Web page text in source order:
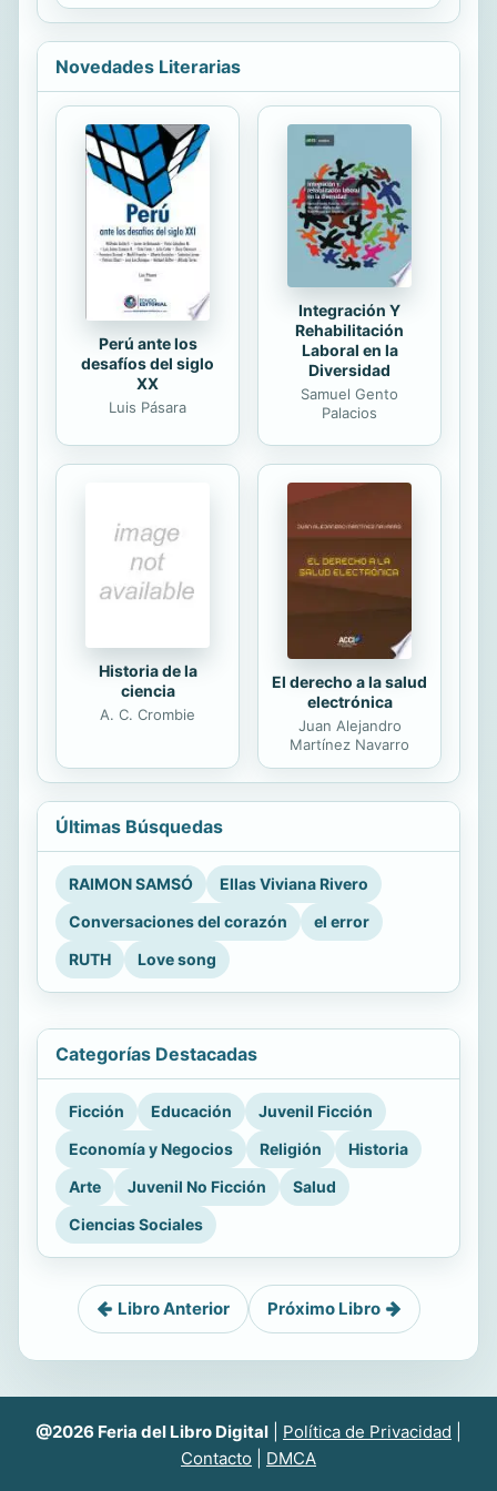
cuadros que representan el Naraka
eran ejecutados con el objeto de
que los sacerdotes los llevaban
consigo para mostrar los horrores
del Infierno y lograr las conversiones
por medio del temor. Esto sucedió
en Japón, particularmente entre los
siglos XII y XV. El biombo que se
menciona en este relato representa
las ocho regiones del Infierno de
las...
Novedades Literarias
Perú ante los
desafíos del siglo
XX
Luis Pásara
Integración Y
Rehabilitación
Laboral en la
Diversidad
Samuel Gento
Palacios
Historia de la
ciencia
A. C. Crombie
El derecho a la salud
electrónica
Juan Alejandro
Martínez Navarro
Últimas Búsquedas
RAIMON SAMSÓ
Ellas Viviana Rivero
Conversaciones del corazón
el error
RUTH
Love song
Categorías Destacadas
Ficción Educación
Juvenil Ficción
Economía y Negocios
Religión
Historia
Arte
Juvenil No Ficción
Salud
Ciencias Sociales
Libro Anterior Próximo Libro
@2026 Feria del Libro Digital Política de Privacidad
Contacto
DMCA